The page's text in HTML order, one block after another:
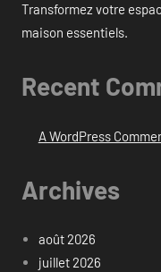
Transformez votre
maison essentiels.
Recent
A WordPress
Archives
août 2026
juillet 2026